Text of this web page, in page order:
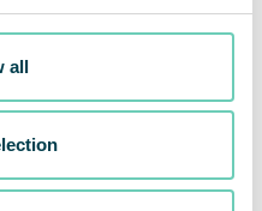
all
som et supplement
for at beskytte